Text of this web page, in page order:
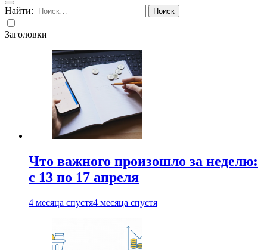
Найти:
Заголовки
Что важного произошло за неделю:
с 13 по 17 апреля
4 месяца спустя4 месяца спустя